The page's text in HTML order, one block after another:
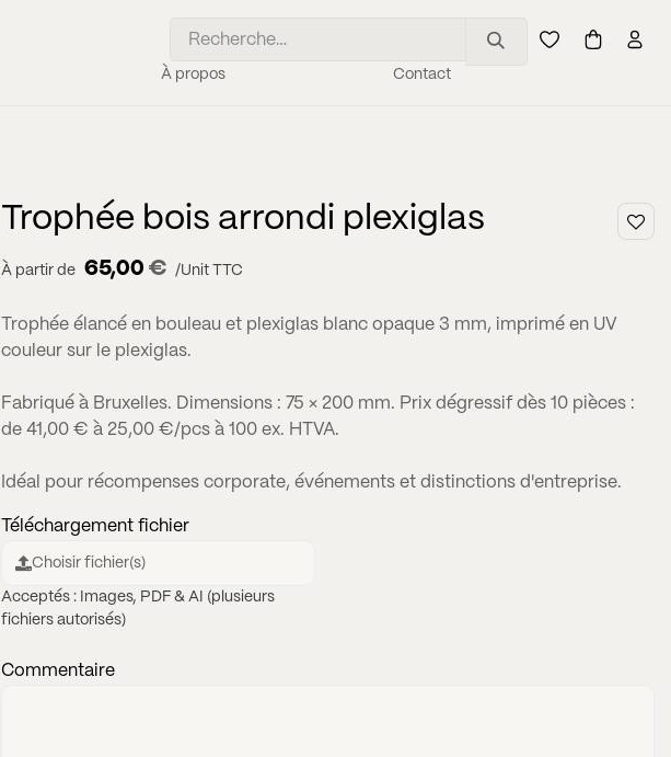
À propos Contact
Trophée bois arrondi plexiglas
À partir de 65,00 € /Unit TTC
Trophée élancé en bouleau et plexiglas blanc opaque 3 mm, imprimé en UV
couleur sur le plexiglas.
Fabriqué à Bruxelles. Dimensions : 75 × 200 mm. Prix dégressif dès 10 pièces :
de 41,00 € à 25,00 €/pcs à 100 ex. HTVA.
Idéal pour récompenses corporate, événements et distinctions d'entreprise.
Téléchargement fichier
Choisir fichier(s)
Acceptés : Images, PDF & AI (plusieurs
fichiers autorisés)
Commentaire